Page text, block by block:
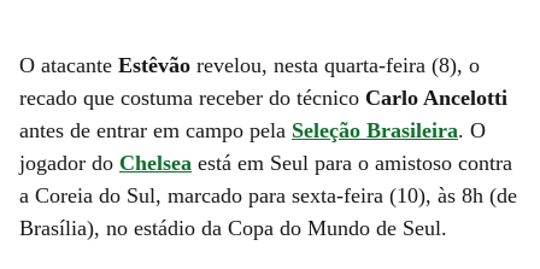
O atacante Estêvão revelou, nesta quarta-feira (8), o
recado que costuma receber do técnico Carlo Ancelotti
antes de entrar em campo pela Seleção Brasileira. O
jogador do Chelsea está em Seul para o amistoso contra
a Coreia do Sul, marcado para sexta-feira (10), às 8h (de
Brasília), no estádio da Copa do Mundo de Seul.